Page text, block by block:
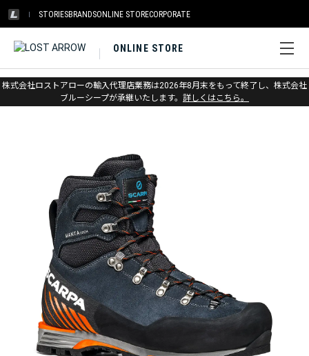
STORIESBRANDSONLINE STORECORPORATE
ONLINE STORE
株式会社ロストアローの輸入代理店業務は2026年8月末をもって終了し、株式会社
ブルーシープが承継いたします。 詳しくはこちら。
ホーム > スカルパ > ウィンター